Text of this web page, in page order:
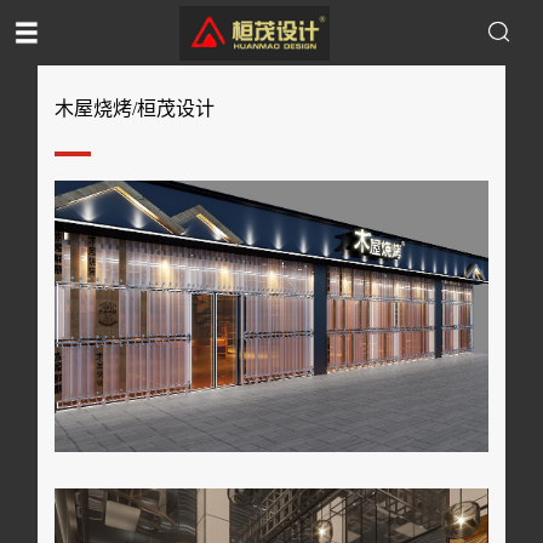
木屋烧烤/桓茂设计